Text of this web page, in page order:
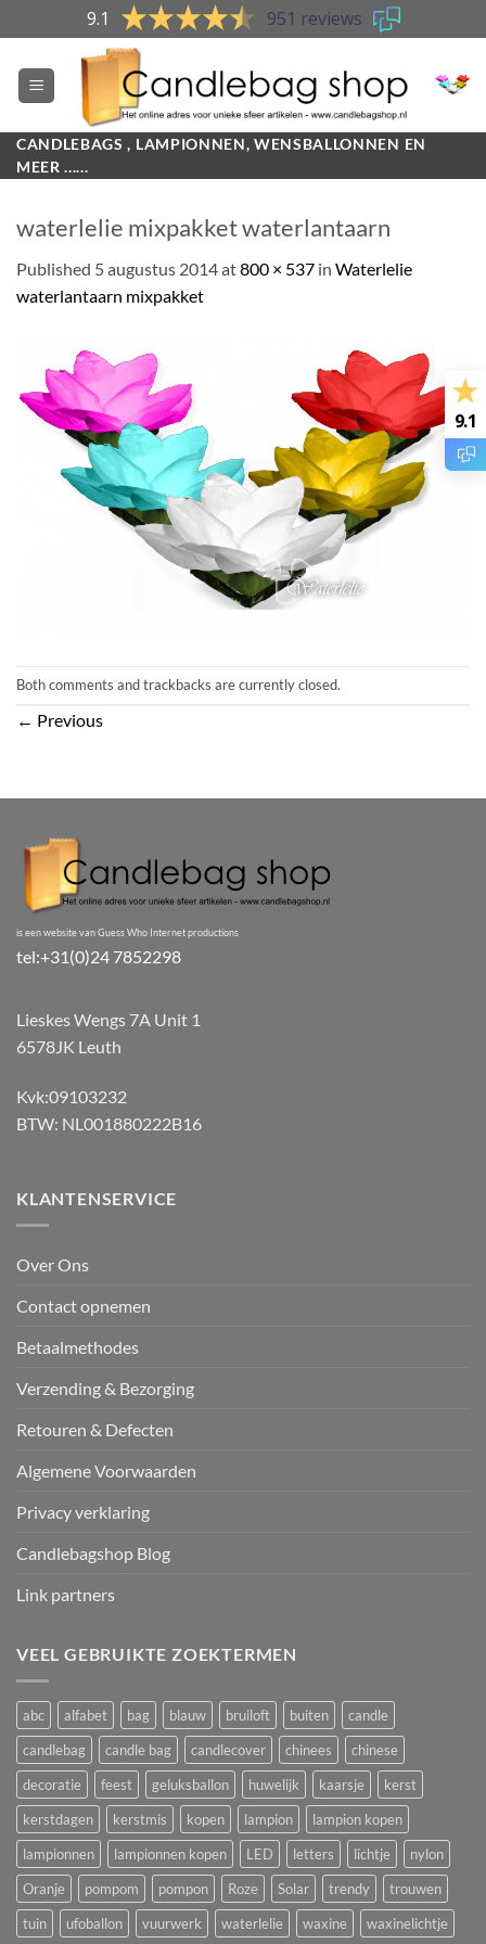
to
content
9.1 951 reviews
CANDLEBAGS , LAMPIONNEN, WENSBALLONNEN EN
MEER ......
waterlelie mixpakket waterlantaarn
Published 5 augustus 2014at800 × 537 in Waterlelie
waterlantaarn mixpakket
Both comments and trackbacks are currently closed.
← Previous
is een website van Guess Who Internet productions
tel:+31(0)24 7852298
Lieskes Wengs 7A Unit 1
6578JK Leuth
Kvk:09103232
BTW: NL001880222B16
KLANTENSERVICE
Over Ons
Contact opnemen
Betaalmethodes
Verzending & Bezorging
Retouren & Defecten
Algemene Voorwaarden
Privacy verklaring
Candlebagshop Blog
Link partners
VEEL GEBRUIKTE ZOEKTERMEN
abc alfabet bag blauw bruiloft buiten
candle
candlebag
candle bag candlecover chinees
chinese
decoratie
feest geluksballon huwelijk kaarsje
kerst
kerstdagen
kerstmis kopen lampion
lampion kopen
lampionnen
lampionnen kopen LED letters lichtje
nylon
Oranje
pompom pompon Roze Solar trendy
trouwen
tuin
ufoballon vuurwerk waterlelie waxine waxinelichtje
9.1